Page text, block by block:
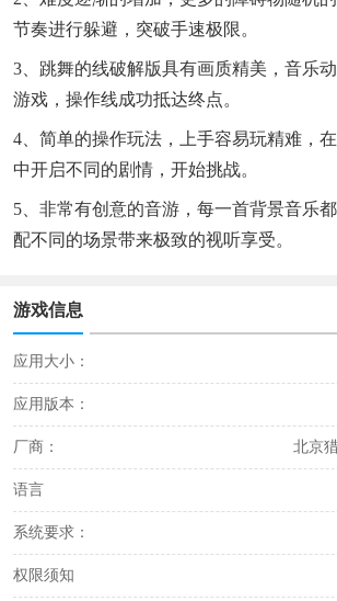
节奏进行躲避，突破手速极限。
3、跳舞的线破解版具有画质精美，音乐
游戏，操作线成功抵达终点。
4、简单的操作玩法，上手容易玩精难，
中开启不同的剧情，开始挑战。
5、非常有创意的音游，每一首背景音乐
配不同的场景带来极致的视听享受。
游戏信息
应用大小：
应用版本：
厂商： 北京
语言
系统要求：
权限须知